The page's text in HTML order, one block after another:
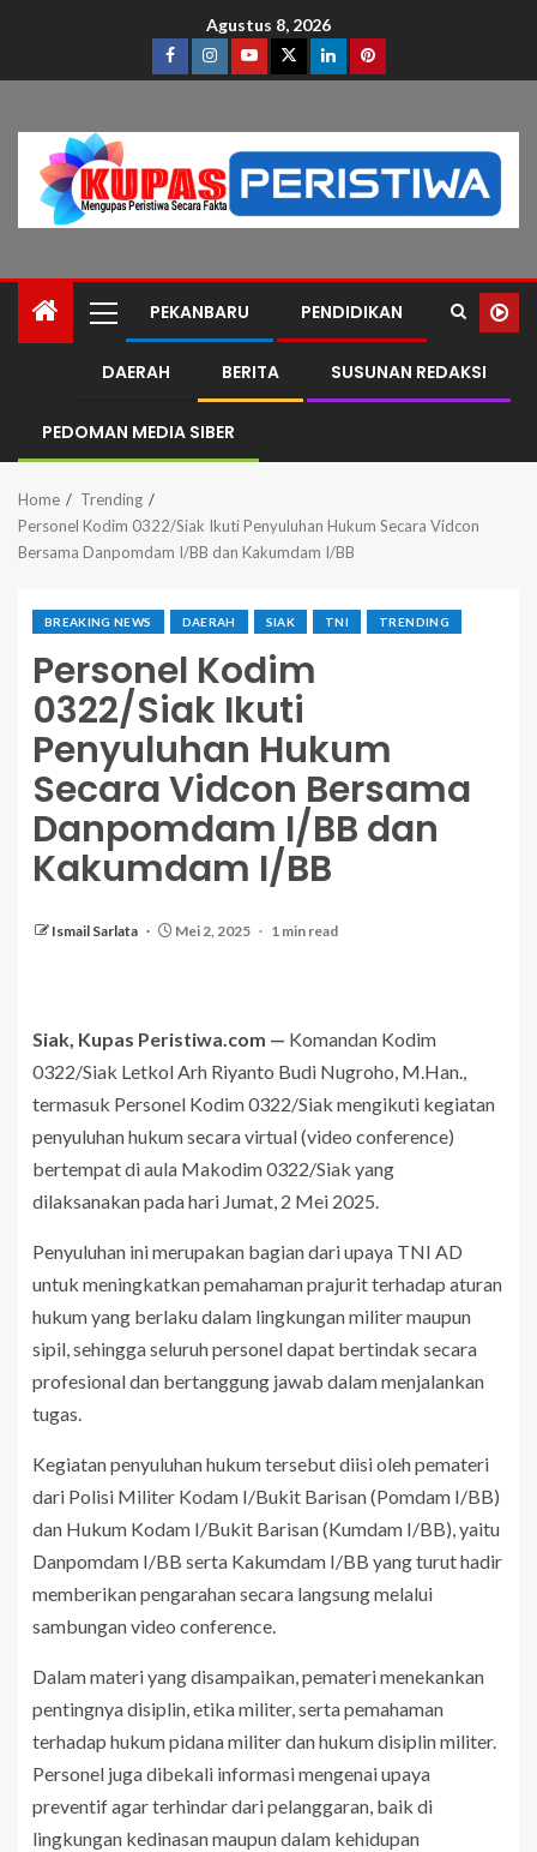
Agustus 8, 2026
PEKANBARU PENDIDIKAN
DAERAH BERITA SUSUNAN REDAKSI
PEDOMAN MEDIA SIBER
Home
Trending
Personel Kodim 0322/Siak Ikuti Penyuluhan Hukum Secara Vidcon
Bersama Danpomdam I/BB dan Kakumdam I/BB
BREAKING NEWS DAERAH SIAK TNI TRENDING
Personel Kodim
0322/Siak Ikuti
Penyuluhan Hukum
Secara Vidcon Bersama
Danpomdam I/BB dan
Kakumdam I/BB
Ismail Sarlata Mei 2, 2025 1 min read
Siak, Kupas Peristiwa.com — Komandan Kodim
0322/Siak Letkol Arh Riyanto Budi Nugroho, M.Han.,
termasuk Personel Kodim 0322/Siak mengikuti kegiatan
penyuluhan hukum secara virtual (video conference)
bertempat di aula Makodim 0322/Siak yang
dilaksanakan pada hari Jumat, 2 Mei 2025.
Penyuluhan ini merupakan bagian dari upaya TNI AD
untuk meningkatkan pemahaman prajurit terhadap aturan
hukum yang berlaku dalam lingkungan militer maupun
sipil, sehingga seluruh personel dapat bertindak secara
profesional dan bertanggung jawab dalam menjalankan
tugas.
Kegiatan penyuluhan hukum tersebut diisi oleh pemateri
dari Polisi Militer Kodam I/Bukit Barisan (Pomdam I/BB)
dan Hukum Kodam I/Bukit Barisan (Kumdam I/BB), yaitu
Danpomdam I/BB serta Kakumdam I/BB yang turut hadir
memberikan pengarahan secara langsung melalui
sambungan video conference.
Dalam materi yang disampaikan, pemateri menekankan
pentingnya disiplin, etika militer, serta pemahaman
terhadap hukum pidana militer dan hukum disiplin militer.
Personel juga dibekali informasi mengenai upaya
preventif agar terhindar dari pelanggaran, baik di
lingkungan kedinasan maupun dalam kehidupan